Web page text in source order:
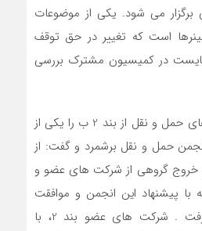
برگزار می شود. یکی از موضوعات
است که تغییر در حق توقف
در کمیسیون مشترک بررسی
وی خارج کردن شرکت های حمل و نقل از بند 2 ب را یکی از
حمل و نقل برشمرد و گفت: از
خروج گروهی از شرکت های عضو و
بند 2 بود که با پیشنهاد این انجمن و موافقت
گمرک ایران صورت پذیرفت . شرکت های عضو بند 2، با